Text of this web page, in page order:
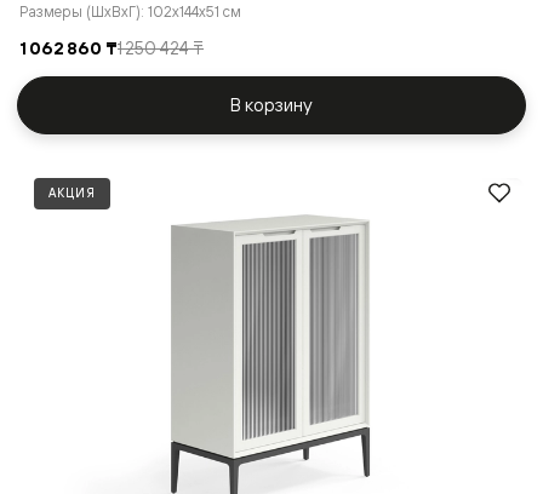
Размеры (ШxВxГ): 102x144x51 см
1 062 860 ₸1 250 424 ₸
В корзину
АКЦИЯ